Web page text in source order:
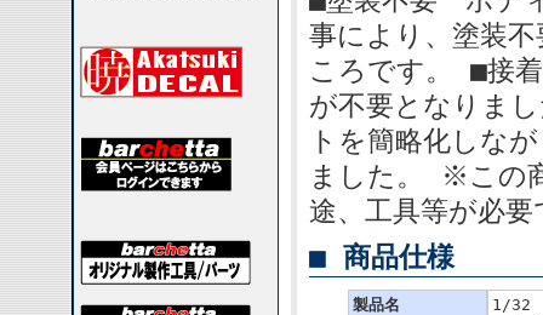
事により、塗装
ころです。 ■接
が不要となりま
トを簡略化しな
ました。 ※この
途、工具等が必要
■ 商品仕様
製品名
1/32